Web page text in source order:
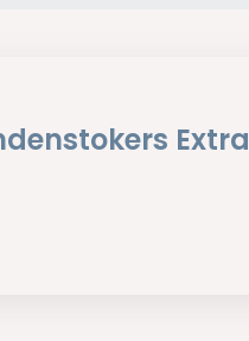
Extra